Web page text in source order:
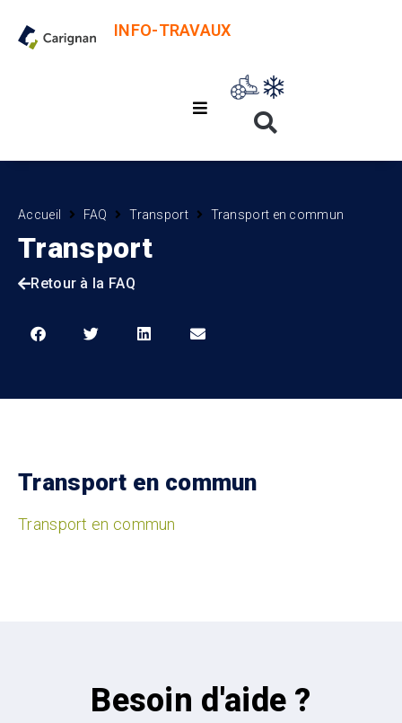
INFO-TRAVAUX
Accueil FAQ Transport Transport en commun
Transport
Retour à la FAQ
Transport en commun
Transport en commun
Besoin d'aide ?